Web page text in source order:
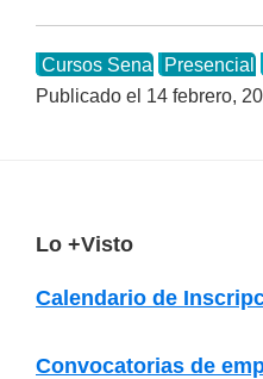
Cursos Sena Presencial
Publicado el 14 febrero,
Lo +Visto
Calendario de
Convocatorias de